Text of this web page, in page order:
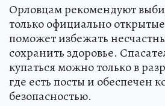
Орловцам рекомендуют
только официально
поможет избежать
сохранить здоровье.
купаться можно только в
где есть посты и обеспечен
безопасностью.